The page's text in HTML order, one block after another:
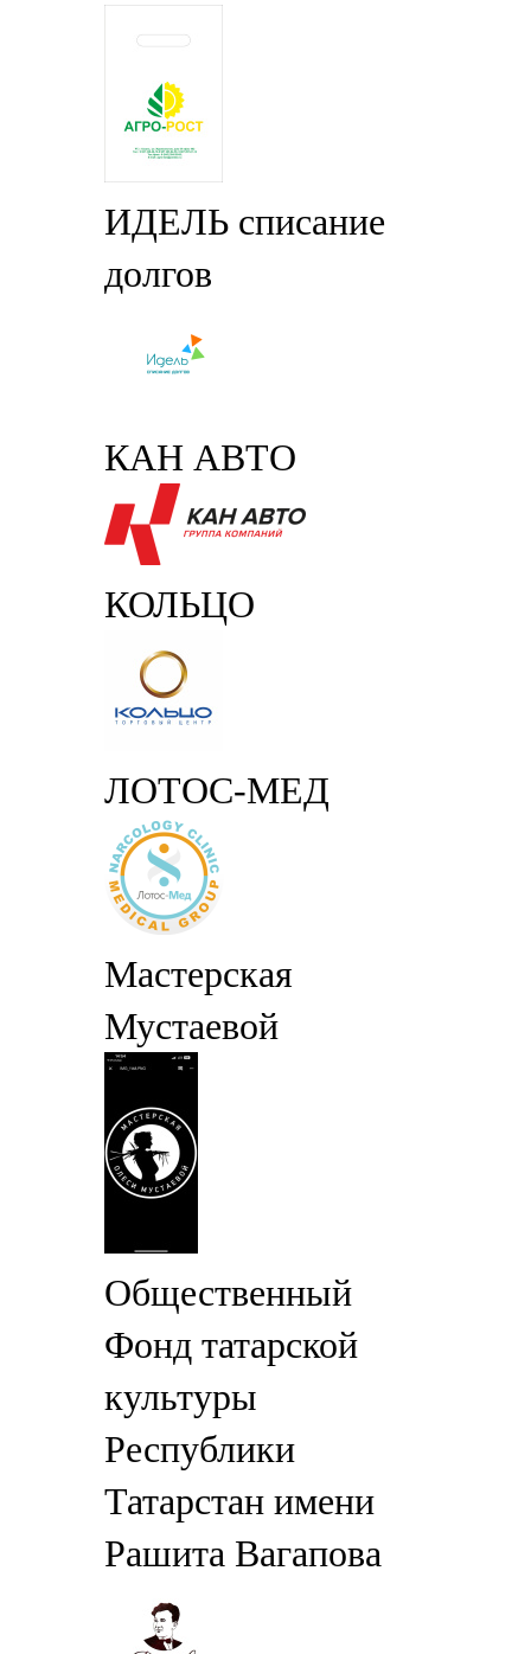
ИДЕЛЬ списание
долгов
КАН АВТО
КОЛЬЦО
ЛОТОС-МЕД
Мастерская
Мустаевой
Общественный
Фонд татарской
культуры
Республики
Татарстан имени
Рашита Вагапова